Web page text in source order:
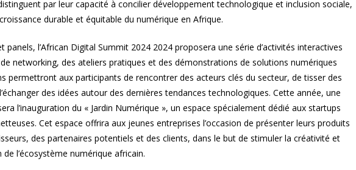
par leur capacité à concilier développement technologique et inclusion sociale,
durable et équitable du numérique en Afrique.
panels, l’African Digital Summit 2024 2024 proposera une série d’activités interactives
networking, des ateliers pratiques et des démonstrations de solutions numériques
permettront aux participants de rencontrer des acteurs clés du secteur, de tisser des
des idées autour des dernières tendances technologiques. Cette année, une
l’inauguration du « Jardin Numérique », un espace spécialement dédié aux startups
Cet espace offrira aux jeunes entreprises l’occasion de présenter leurs produits
des partenaires potentiels et des clients, dans le but de stimuler la créativité et
de l’écosystème numérique africain.